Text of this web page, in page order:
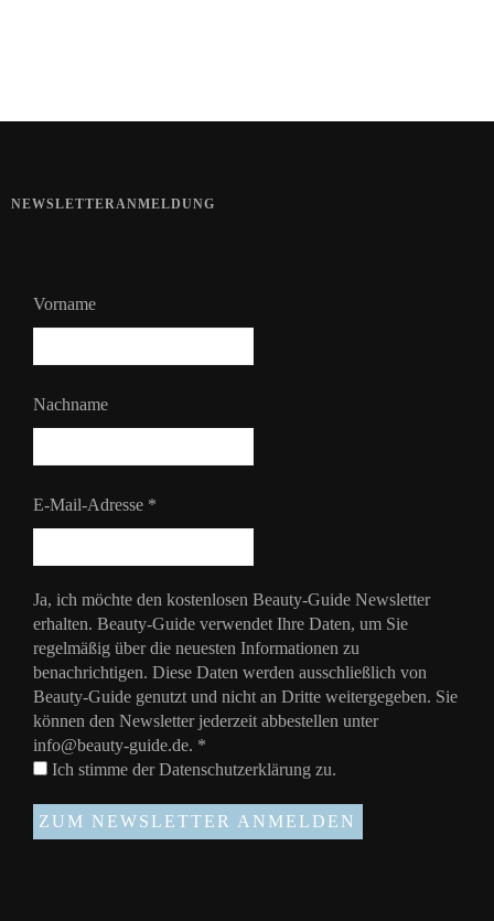
NEWSLETTERANMELDUNG
Vorname
Nachname
E-Mail-Adresse *
Ja, ich möchte den kostenlosen Beauty-Guide Newsletter
erhalten. Beauty-Guide verwendet Ihre Daten, um Sie
regelmäßig über die neuesten Informationen zu
benachrichtigen. Diese Daten werden ausschließlich von
Beauty-Guide genutzt und nicht an Dritte weitergegeben. Sie
können den Newsletter jederzeit abbestellen unter
info@beauty-guide.de. *
Ich stimme derDatenschutzerklärung zu.